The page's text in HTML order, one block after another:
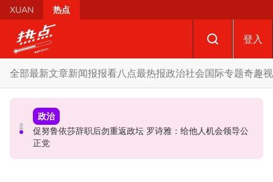
Skip to main content
XUAN 热点
登入
全部最新文章新闻报报看八点最热报政治社会国际专题奇趣
国际
泰校园枪击案酿8师生亡 枪手疑遭长期遭霸凌成导火索
政治
炮轰哈迪不了解章程 阿兹敏：国盟无“自动退盟”规定
政治
促努鲁依莎辞职后勿重返政坛 罗诗雅：给他人机会领导公
正党